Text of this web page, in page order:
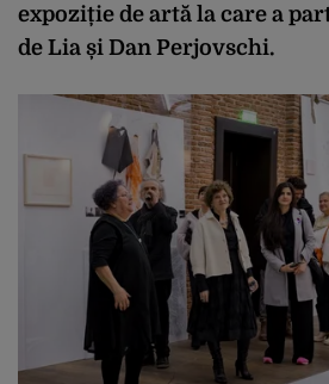
expoziție de artă la care a
de Lia și Dan Perjovschi.